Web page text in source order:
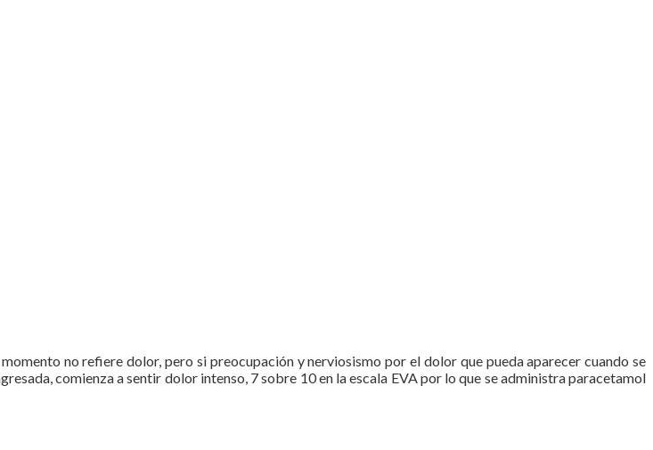
no refiere dolor, pero si preocupación y nerviosismo por el dolor que pueda aparecer cuando se
comienza a sentir dolor intenso, 7 sobre 10 en la escala EVA por lo que se administra paracetamol